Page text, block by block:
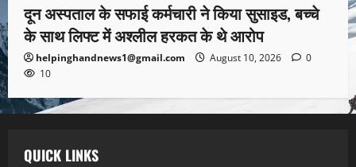
दून अस्पताल के सफाई कर्मचारी ने किया सुसाइड, बच्चे
के साथ लिफ्ट में अश्लील हरकत के थे आरोप
helpinghandnews1@gmail.com August 10, 2026
0
10
QUICK LINKS